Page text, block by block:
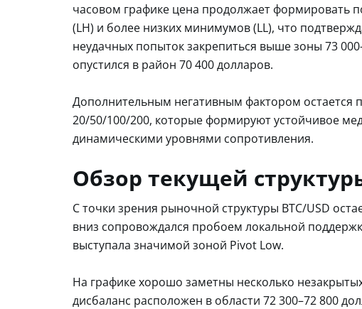
часовом графике цена продолжает формировать
(LH) и более низких минимумов (LL), что
неудачных попыток закрепиться выше зоны 73
опустился в район 70 400 долларов.
Дополнительным негативным фактором остается
20/50/100/200, которые формируют устойчивое
динамическими уровнями сопротивления.
Обзор текущей
С точки зрения рыночной структуры BTC/USD
вниз сопровождался пробоем локальной
выступала значимой зоной Pivot Low.
На графике хорошо заметны несколько
дисбаланс расположен в области 72 300–72 800